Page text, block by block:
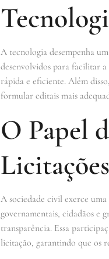
A tecnologia desempenha
desenvolvidos para facilitar
rápida e eficiente. Além
formular editais mais
O Papel
Licitações
A sociedade civil exerce
governamentais, cidadãos e
transparência. Essa
licitação, garantindo que os